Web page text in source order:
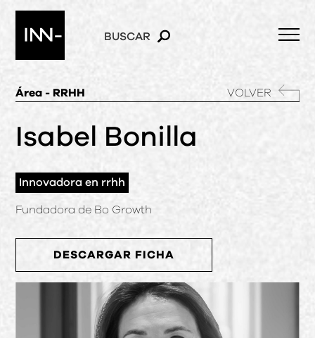
BUSCAR
Área - RRHH VOLVER
Isabel Bonilla
Innovadora en rrhh
Fundadora de Bo Growth
DESCARGAR FICHA